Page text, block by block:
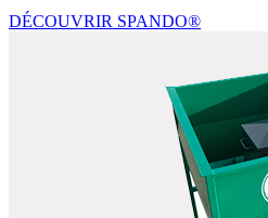
DÉCOUVRIR SPANDO®